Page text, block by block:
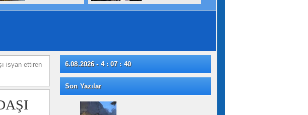
isyan ettiren
6.08.2026 - 4 : 07 : 41
Son Yazılar